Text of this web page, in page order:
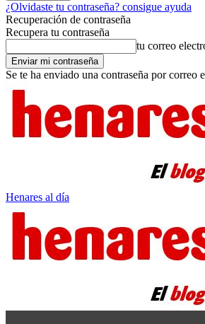
¿Olvidaste tu contraseña? consigue ayuda
Recuperación de contraseña
Recupera tu contraseña
tu correo
Se te ha enviado una contraseña por correo
Henares al día